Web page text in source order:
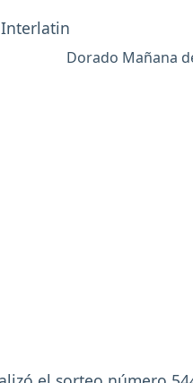
Dorado Mañana